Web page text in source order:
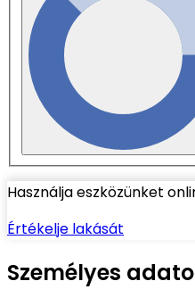
Használja eszközünket
Értékelje lakását
Személyes